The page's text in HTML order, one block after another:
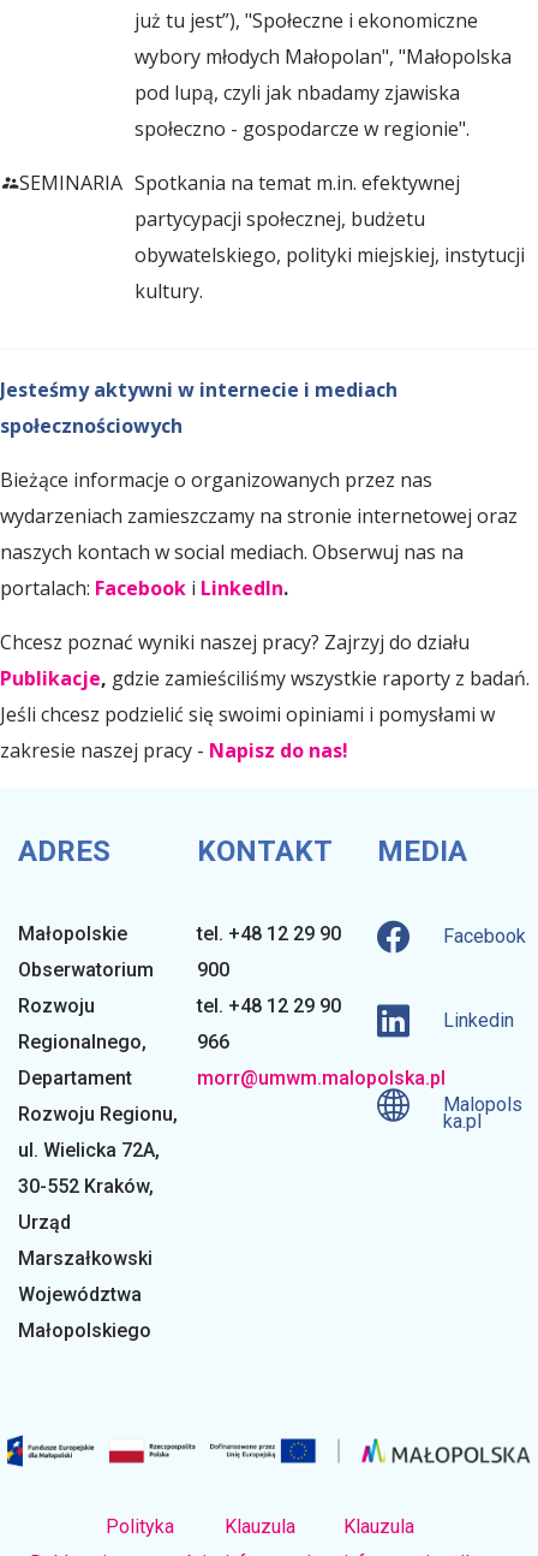
j
e
g
i
o
n
a
l
n
e
g
o
już tu jest”), "Społeczne i ekonomiczne
wybory młodych Małopolan", "Małopolska
pod lupą, czyli jak nbadamy zjawiska
społeczno - gospodarcze w regionie".
SEMINARIA Spotkania na temat m.in. efektywnej
partycypacji społecznej, budżetu
obywatelskiego, polityki miejskiej, instytucji
kultury.
Jesteśmy aktywni w internecie i mediach
społecznościowych
Bieżące informacje o organizowanych przez nas
wydarzeniach zamieszczamy na stronie internetowej oraz
naszych kontach w social mediach. Obserwuj nas na
portalach: Facebook i LinkedIn.
Chcesz poznać wyniki naszej pracy? Zajrzyj do działu
Publikacje, gdzie zamieściliśmy wszystkie raporty z badań.
Jeśli chcesz podzielić się swoimi opiniami i pomysłami w
zakresie naszej pracy - Napisz do nas!
ADRES
Małopolskie
Obserwatorium
Rozwoju
Regionalnego,
Departament
Rozwoju Regionu,
ul. Wielicka 72A,
30-552 Kraków,
Urząd
Marszałkowski
Województwa
Małopolskiego
KONTAKT
tel. +48 12 29 90
900
tel. +48 12 29 90
966
morr@umwm.malopolska.pl
MEDIA
Facebook
Linkedin
Malopols
ka.pl
Polityka
Klauzula
Klauzula